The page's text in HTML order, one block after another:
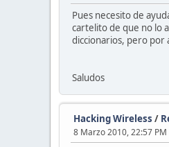
Pues necesito de
cartelito de que no lo
diccionarios, pero por
Saludos
Hacking Wireless /
8 Marzo 2010, 22:57 PM